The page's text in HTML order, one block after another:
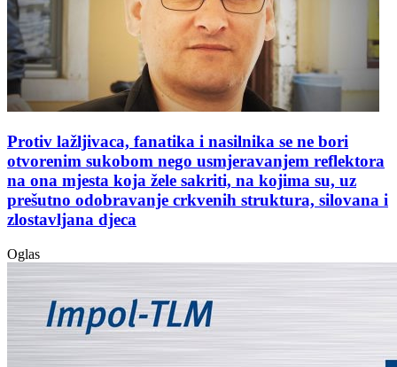
Protiv lažljivaca, fanatika i nasilnika se ne bori
otvorenim sukobom nego usmjeravanjem reflektora
na ona mjesta koja žele sakriti, na kojima su, uz
prešutno odobravanje crkvenih struktura, silovana i
zlostavljana djeca
Oglas